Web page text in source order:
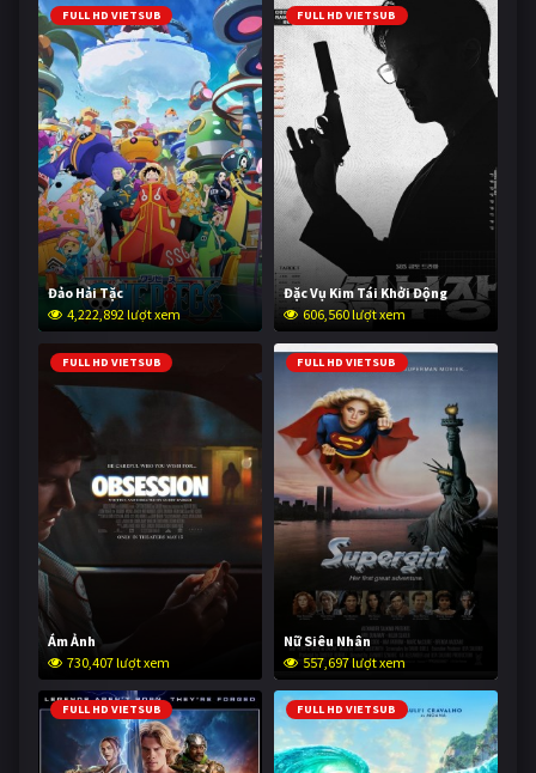
FULL HD VIETSUB
Đảo Hải Tặc
4,222,892 lượt xem
FULL HD VIETSUB
Đặc Vụ Kim Tái Khởi Động
606,560 lượt xem
FULL HD VIETSUB
Ám Ảnh
730,407 lượt xem
FULL HD VIETSUB
Nữ Siêu Nhân
557,697 lượt xem
FULL HD VIETSUB FULL HD VIETSUB